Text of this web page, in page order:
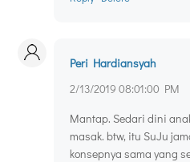
Peri Hardiansyah
2/13/2019 08:01:00 PM
Mantap. Sedari dini
masak. btw, itu SuJu
konsepnya sama yang